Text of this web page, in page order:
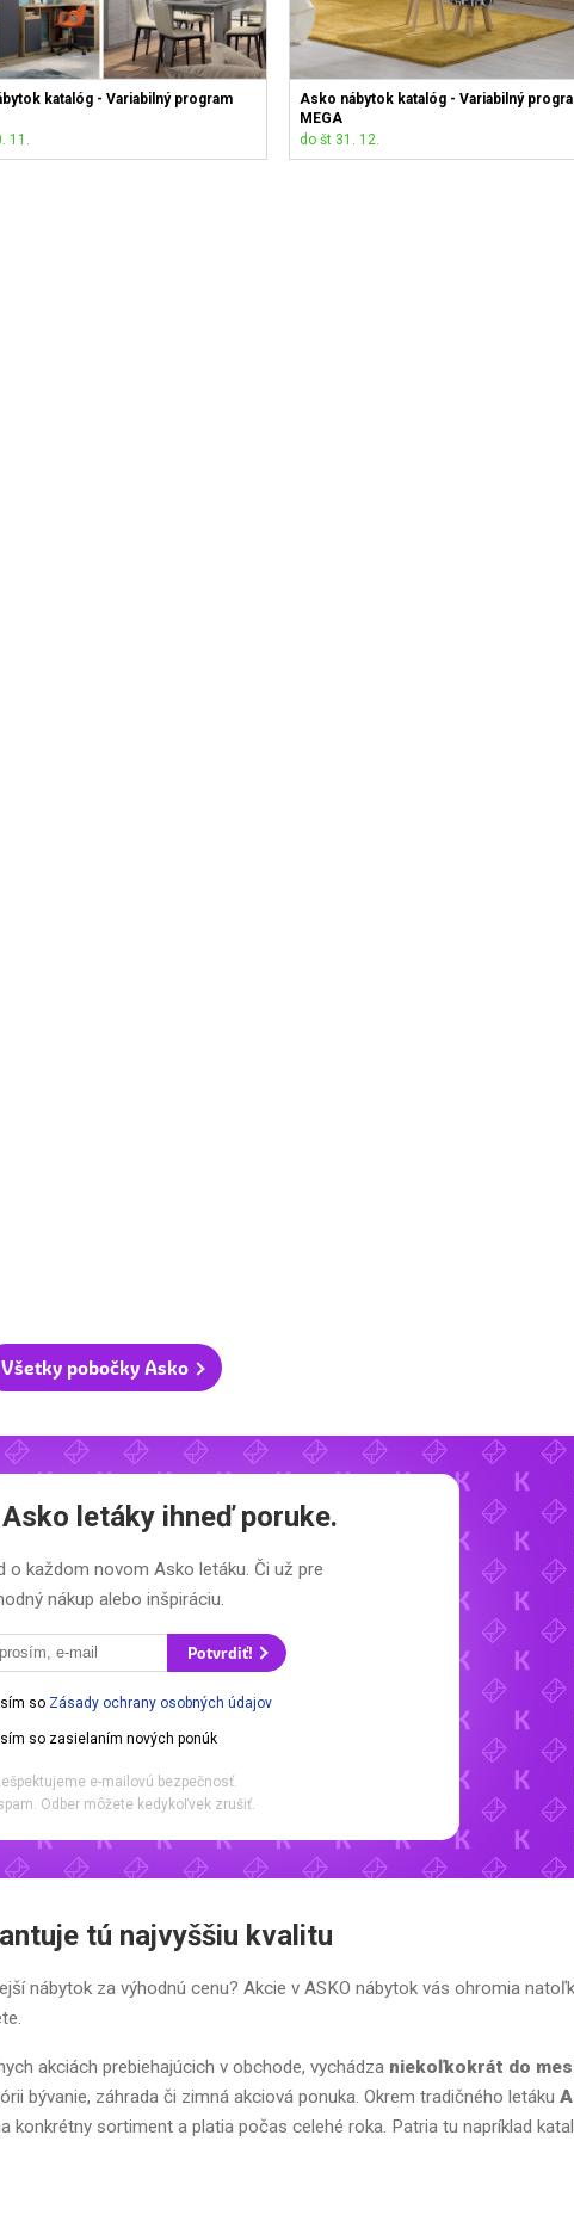
katalóg - Variabilný program
11.
Asko nábytok katalóg - Variabilný
MEGA
do št 31. 12.
Všetky pobočky Asko
Asko letákyihneď poruke.
o každom novom Asko letáku. Či už pre
nákup alebo inšpiráciu.
Potvrdiť!
so Zásady ochrany osobných údajov
so zasielaním nových ponúk
e-mailovú bezpečnosť.
Odber môžete kedykoľvek zrušiť.
tú najvyššiu kvalitu
nábytok za výhodnú cenu? Akcie v ASKO nábytok vás ohromia
akciách prebiehajúcich v obchode, vychádza niekoľkokrát do
bývanie, záhrada či zimná akciová ponuka. Okrem tradičného letáku
konkrétny sortiment a platia počas celehé roka. Patria tu napríklad